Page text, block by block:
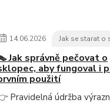
14.06.2026 Jak se starat o
Jak správně pečovat o
aby fungoval i
použití
Pravidelná údržba